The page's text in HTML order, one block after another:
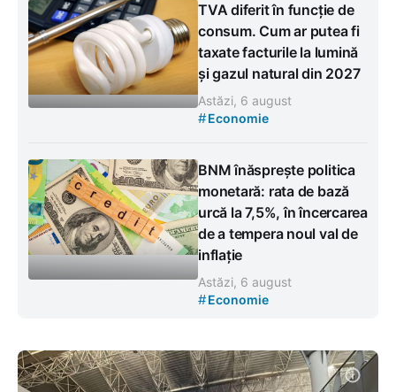
TVA diferit în funcție de
consum. Cum ar putea fi
taxate facturile la lumină
și gazul natural din 2027
Astăzi, 6 august
#Economie
BNM înăsprește politica
monetară: rata de bază
urcă la 7,5%, în încercarea
de a tempera noul val de
inflație
Astăzi, 6 august
#Economie